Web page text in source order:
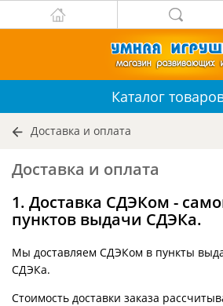
Каталог
Доставка и оплата
Доставка и оплата
1. Доставка СДЭКом -
пунктов выдачи СДЭКа.
Мы доставляем СДЭКом в пункты
СДЭКа.
Стоимость доставки заказа